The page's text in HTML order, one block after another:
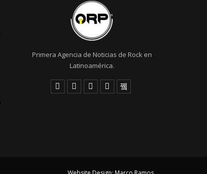
Primera Agencia de Noticias de Rock en
Latinoamérica.